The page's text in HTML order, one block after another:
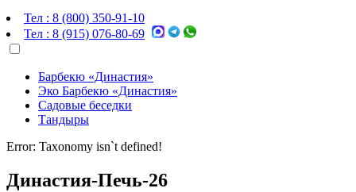
Тел : 8 (800) 350-91-10
Тел : 8 (915) 076-80-69
Барбекю «Династия»
Эко Барбекю «Династия»
Садовые беседки
Тандыры
Error: Taxonomy isn`t defined!
Династия-Печь-26